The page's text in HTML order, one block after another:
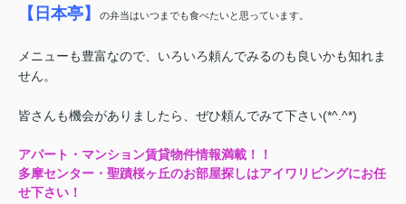
【日本亭】 の弁当はいつまでも食べたいと思っています。
メニューも豊富なので、いろいろ頼んでみるのも良いかも知れま
せん。
皆さんも機会がありましたら、ぜひ頼んでみて下さい(*^.^*)
アパート・マンション賃貸物件情報満載！！
多摩センター・聖蹟桜ヶ丘のお部屋探しはアイワリビングにお任
せ下さい！